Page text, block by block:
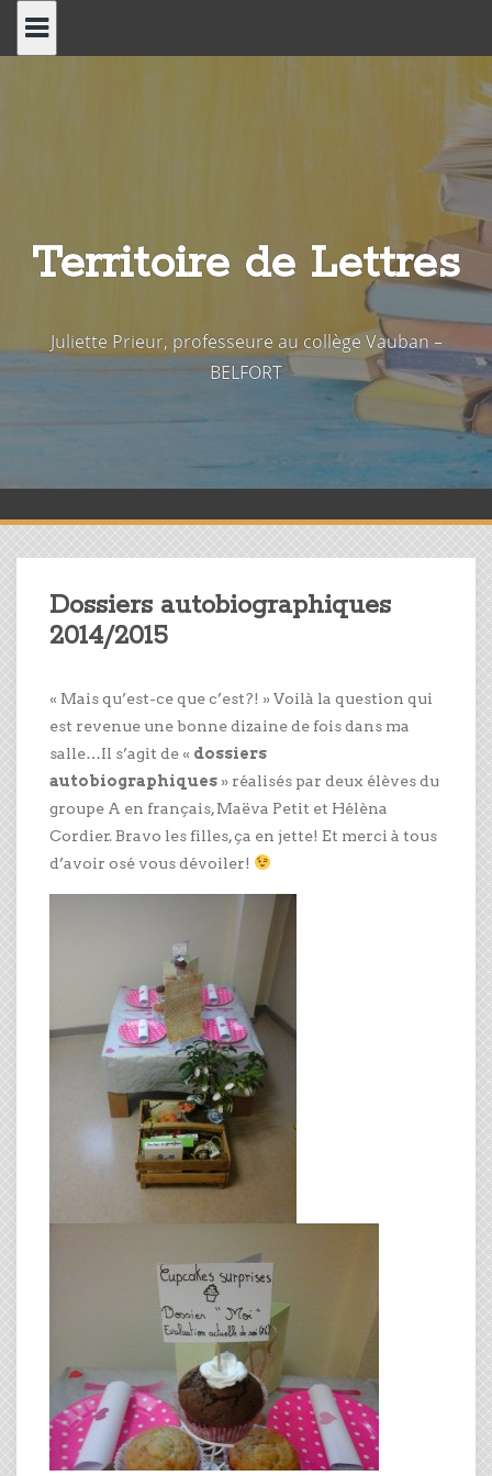
Territoire de Lettres
Juliette Prieur, professeure au collège Vauban –
BELFORT
Dossiers autobiographiques
2014/2015
« Mais qu’est-ce que c’est?! » Voilà la question qui
est revenue une bonne dizaine de fois dans ma
salle…Il s’agit de « dossiers
autobiographiques » réalisés par deux élèves du
groupe A en français, Maëva Petit et Hélèna
Cordier. Bravo les filles, ça en jette! Et merci à tous
d’avoir osé vous dévoiler!